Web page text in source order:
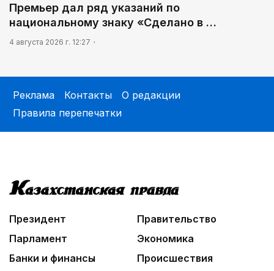
Премьер дал ряд указаний по
национальному знаку «Сделано в …
4 августа 2026 г. 12:27
Реклама Контакты
О редакции
Правила перепечатки
Президент
Правительство
Парламент
Экономика
Банки и финансы
Происшествия